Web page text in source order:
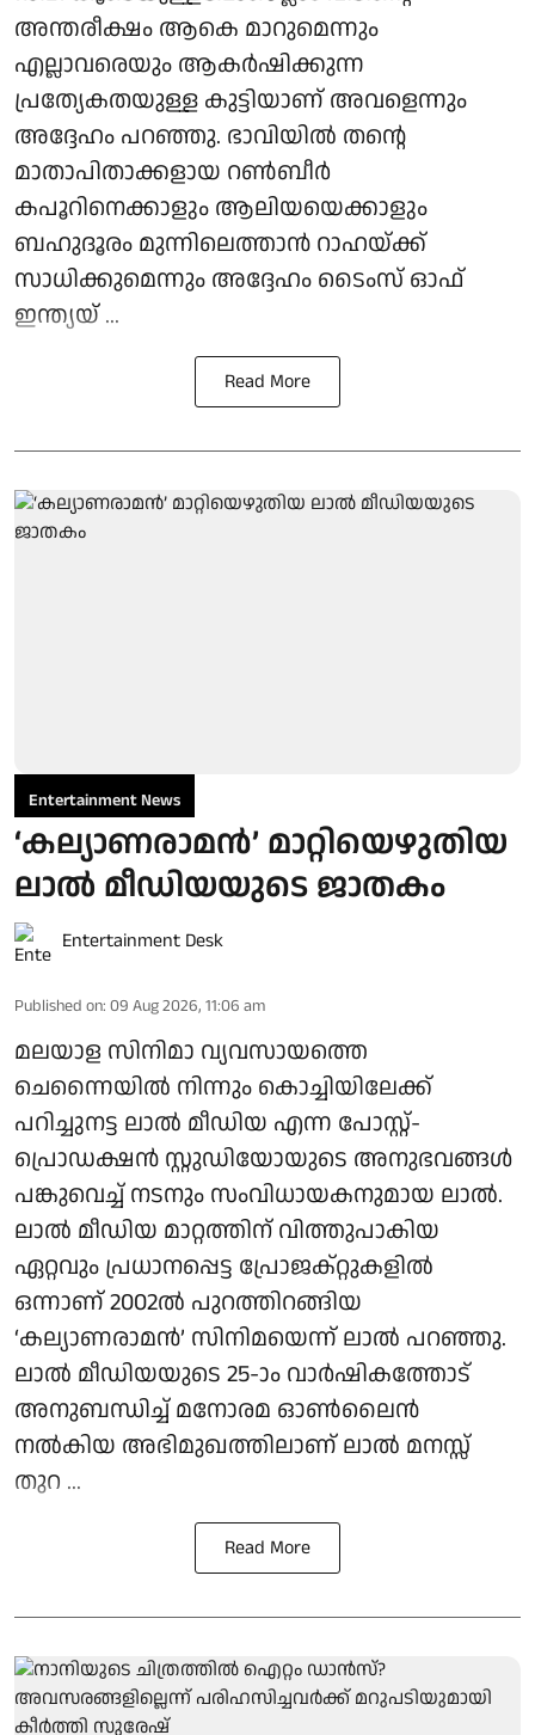
അന്തരീക്ഷം ആകെ മാറുമെന്നും
എല്ലാവരെയും ആകര്‍ഷിക്കുന്ന
പ്രത്യേകതയുള്ള കുട്ടിയാണ് അവളെന്നും
അദ്ദേഹം പറഞ്ഞു. ഭാവിയില്‍ തന്റെ
മാതാപിതാക്കളായ റണ്‍ബീര്‍
കപൂറിനെക്കാളും ആലിയയെക്കാളും
ബഹുദൂരം മുന്നിലെത്താന്‍ റാഹയ്ക്ക്
സാധിക്കുമെന്നും അദ്ദേഹം ടൈംസ് ഓഫ്
ഇന്ത്യയ് ...
Read More
Entertainment News
‘കല്യാണരാമൻ’ മാറ്റിയെഴുതിയ
ലാൽ മീഡിയയുടെ ജാതകം
Entertainment Desk
Published on: 09 Aug 2026, 11:06 am
മലയാള സിനിമാ വ്യവസായത്തെ
ചെന്നൈയിൽ നിന്നും കൊച്ചിയിലേക്ക്
പറിച്ചുനട്ട ലാൽ മീഡിയ എന്ന പോസ്റ്റ്-
പ്രൊഡക്ഷൻ സ്റ്റുഡിയോയുടെ അനുഭവങ്ങൾ
പങ്കുവെച്ച് നടനും സംവിധായകനുമായ ലാൽ.
ലാൽ മീഡിയ മാറ്റത്തിന് വിത്തുപാകിയ
ഏറ്റവും പ്രധാനപ്പെട്ട പ്രോജക്റ്റുകളിൽ
ഒന്നാണ് 2002ൽ പുറത്തിറങ്ങിയ
‘കല്യാണരാമൻ’ സിനിമയെന്ന് ലാൽ പറഞ്ഞു.
ലാൽ മീഡിയയുടെ 25-ാം വാർഷികത്തോട്
അനുബന്ധിച്ച് മനോരമ ഓൺലൈൻ
നൽകിയ അഭിമുഖത്തിലാണ് ലാൽ മനസ്സ്
തുറ ...
Read More